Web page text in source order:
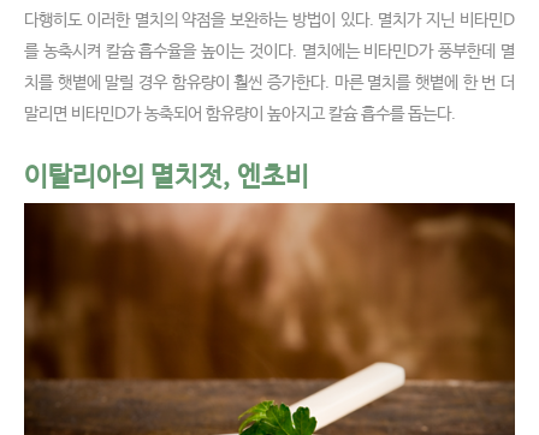
다행히도 이러한 멸치의 약점을 보완하는 방법이 있다. 멸치가 지닌 비타민D
를 농축시켜 칼슘 흡수율을 높이는 것이다. 멸치에는 비타민D가 풍부한데 멸
치를 햇볕에 말릴 경우 함유량이 훨씬 증가한다. 마른 멸치를 햇볕에 한 번 더
말리면 비타민D가 농축되어 함유량이 높아지고 칼슘 흡수를 돕는다.
이탈리아의 멸치젓, 엔초비